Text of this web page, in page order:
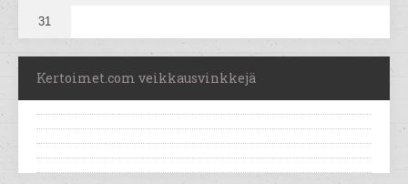
31
Kertoimet.com veikkausvinkkejä